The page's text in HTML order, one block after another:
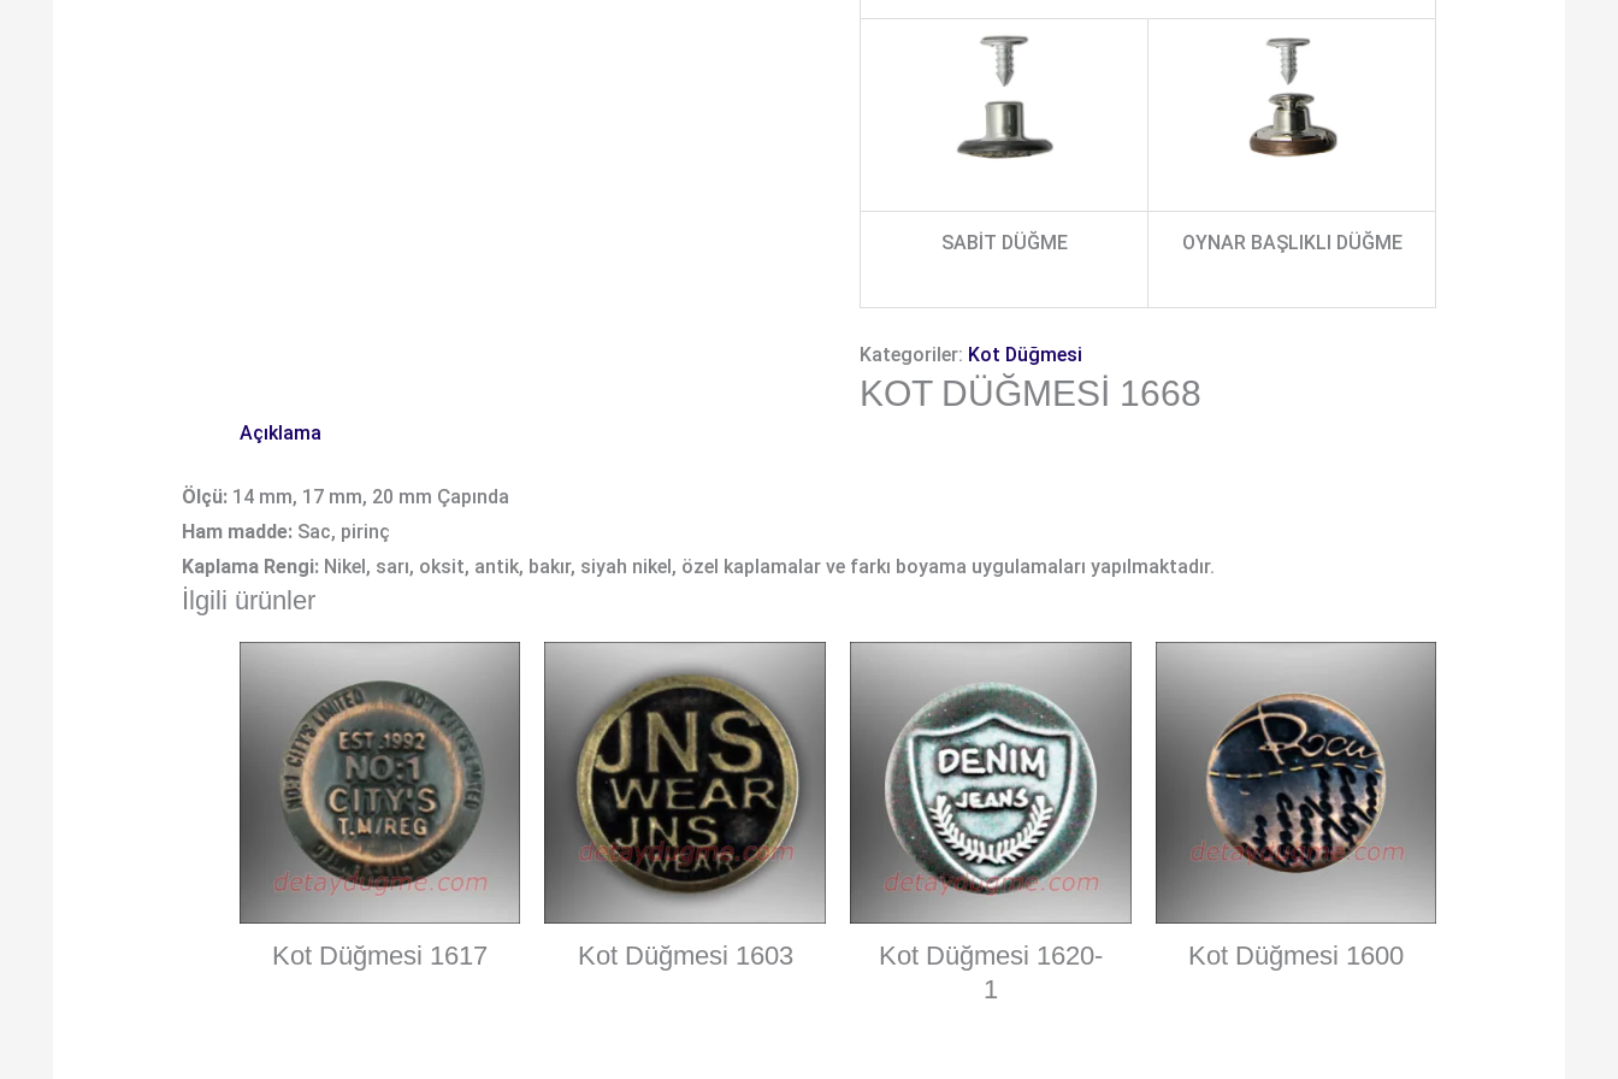
SABİT DÜĞME OYNAR BAŞLIKLI DÜĞME
Kategoriler: Kot Düğmesi
KOT DÜĞMESI 1668
Açıklama
Ölçü:14 mm, 17 mm, 20 mm Çapında
Ham madde:Sac, pirinç
Kaplama Rengi:Nikel, sarı, oksit, antik, bakır, siyah nikel, özel kaplamalar ve farkı boyama uygulamaları yapılmaktadır.
İlgili ürünler
Kot Düğmesi 1617 Kot Düğmesi 1603
Kot Düğmesi 1620-
1
Kot Düğmesi 1600